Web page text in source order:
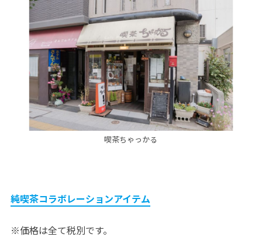
喫茶ちゃっかる
純喫茶コラボレーションアイテム
※価格は全て税別です。